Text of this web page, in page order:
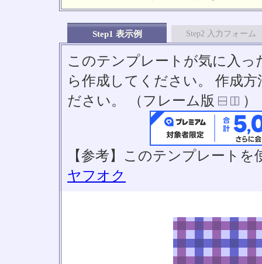
Step1 表示例 Step2 入力フォーム
このテンプレートが気に入っ
ら作成してください。 作成
ださい。 （フレーム版
）
【参考】このテンプレート
ヤフオク